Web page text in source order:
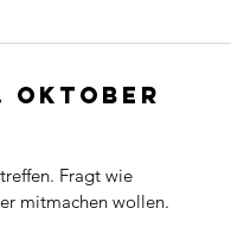
Oktober
Fragt wie
mitmachen wollen.